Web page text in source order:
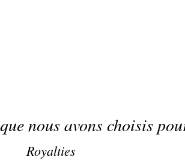
nous avons choisis
Royalties